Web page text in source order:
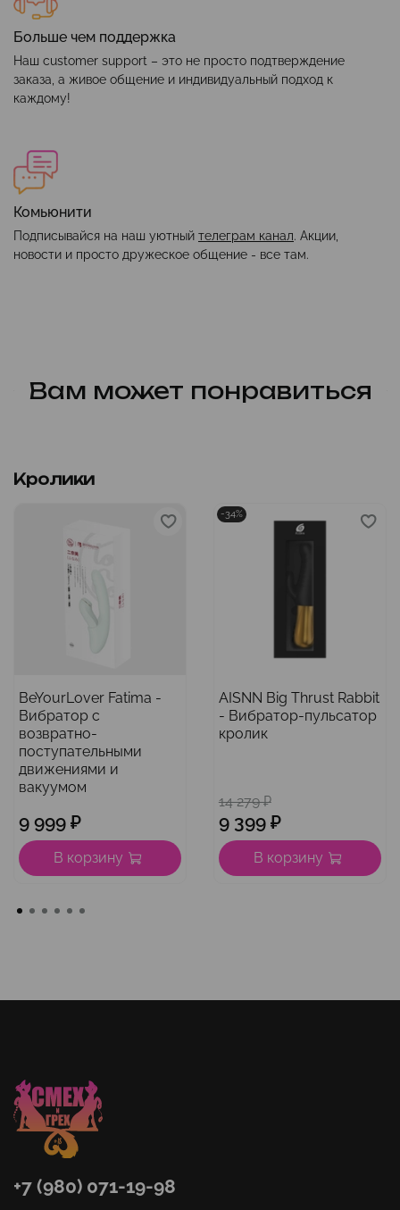
Больше чем поддержка
Наш customer support – это не просто подтверждение
заказа, а живое общение и индивидуальный подход к
каждому!
Комьюнити
Подписывайся на наш уютный телеграм канал. Акции,
новости и просто дружеское общение - все там.
Вам может понравиться
Кролики
BeYourLover Fatima -
Вибратор с
возвратно-
поступательными
движениями и
вакуумом
9 999 ₽
В корзину
-34%
AISNN Big Thrust Rabbit
- Вибратор-пульсатор
кролик
14 279 ₽
9 399 ₽
В корзину
+7 (980) 071-19-98